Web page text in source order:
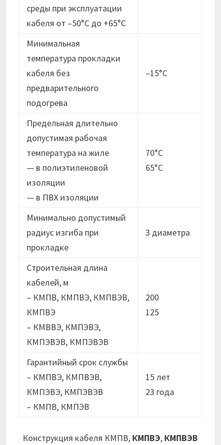
среды при эксплуатации
кабеля от –50°C до +65°C
Минимальная
температура прокладки
кабеля без
предварительного
подогрева
–15°C
Предельная длительно
допустимая рабочая
температура на жиле
— в полиэтиленовой
изоляции
— в ПВХ изоляции
70°C
65°C
Минимально допустимый
радиус изгиба при
прокладке
3 диаметра
Строительная длина
кабелей, м
– КМПВ, КМПВЭ, КМПВЭВ,
КМПВЭ
– КМВВЭ, КМПЭВЭ,
КМПЭВЭВ, КМПЭВЭВ
200
125
Гарантийный срок службы
– КМПВЭ, КМПВЭВ,
КМПЭВЭ, КМПЭВЭВ
– КМПВ, КМПЭВ
15 лет
23 годa
Конструкция кабеля КМПВ, КМПВЭ, КМПВЭВ